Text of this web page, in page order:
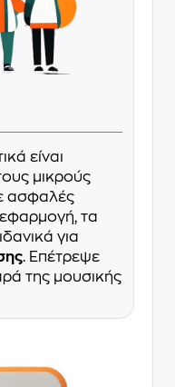
είναι
μικρούς
ασφαλές
τα
για
. Επέτρεψε
της μουσικής